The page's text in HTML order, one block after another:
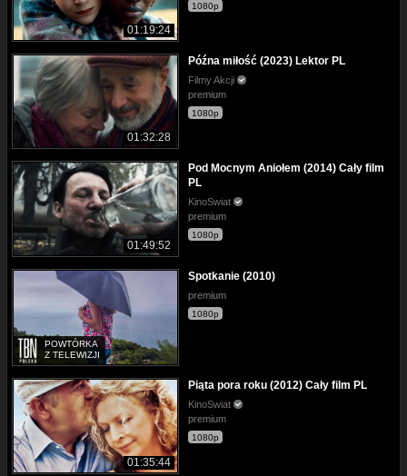
01:19:24
1080p
01:32:28
Późna miłość (2023) Lektor PL
Filmy Akcji
premium
1080p
01:49:52
Pod Mocnym Aniołem (2014) Cały film
PL
KinoSwiat
premium
1080p
POWTÓRKA
Z TELEWIZJI
Spotkanie (2010)
premium
1080p
01:35:44
Piąta pora roku (2012) Cały film PL
KinoSwiat
premium
1080p